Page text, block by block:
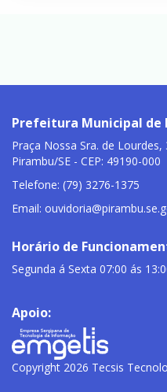
Prefeitura Municipal de
Praça Nossa Sra. de Lourdes,
Pirambu/SE - CEP: 49190-000
Telefone: (79) 3276-1375
Email:
Horário de
Segunda á Sexta 07:00 ás
Apoio:
Copyright 2026 Tecsis